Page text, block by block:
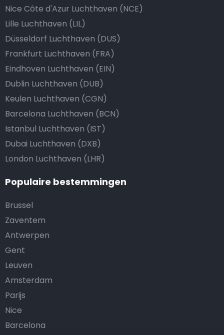
Nice Côte d'Azur Luchthaven (NCE)
Lille Luchthaven (LIL)
Düsseldorf Luchthaven (DUS)
Frankfurt Luchthaven (FRA)
Eindhoven Luchthaven (EIN)
Dublin Luchthaven (DUB)
Keulen Luchthaven (CGN)
Barcelona Luchthaven (BCN)
Istanbul Luchthaven (IST)
Dubai Luchthaven (DXB)
London Luchthaven (LHR)
Populaire bestemmingen
Brussel
Zaventem
Antwerpen
Gent
Leuven
Amsterdam
Parijs
Nice
Barcelona